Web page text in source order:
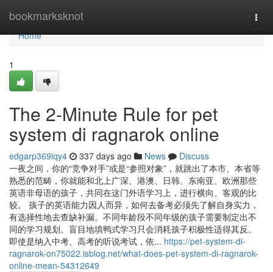
bookmarksknot
Home
Home
1
The 2-Minute Rule for pet
system di ragnarok online
edgarp369iqy4 337 days ago News
Discuss
一夜之间，你的“竞争对手”或是“参照对象”，就跳出了本市、本省等
熟悉的范畴，你就能和北上广深、港澳、日韩、东南亚、欧洲那些
英语非母语的孩子，共同在这门外语学习上，进行横向、客观的比
较。 孩子的英语能力因人而异，如何去备考必须先了解自身实力，
有选择性地去查缺补漏。不同年龄段不同年级的孩子需要制定出不
同的学习规划。盲目地填鸭式学习只会消耗孩子积极性适得其反。
即使是纳入中考、高考的听说考试，依... https://pet-system-di-
ragnarok-on75022.isblog.net/what-does-pet-system-di-ragnarok-
online-mean-54312649